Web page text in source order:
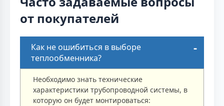
от покупателей
Как не ошибиться в выборе
теплообменника?
Необходимо знать технические
характеристики трубопроводной системы, в
которую он будет монтироваться: